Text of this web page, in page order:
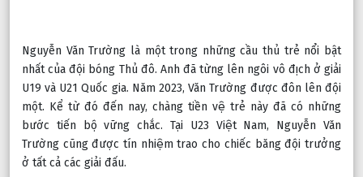
Nguyễn Văn Trường là một trong những cầu thủ trẻ nổi bật
nhất của đội bóng Thủ đô. Anh đã từng lên ngôi vô địch ở giải
U19 và U21 Quốc gia. Năm 2023, Văn Trường được đôn lên đội
một. Kể từ đó đến nay, chàng tiền vệ trẻ này đã có những
bước tiến bộ vững chắc. Tại U23 Việt Nam, Nguyễn Văn
Trường cũng được tín nhiệm trao cho chiếc băng đội trưởng
ở tất cả các giải đấu.